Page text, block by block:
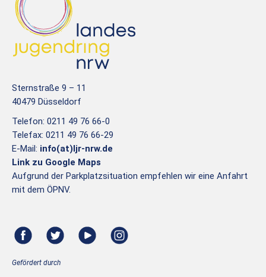
Sternstraße 9 – 11
40479 Düsseldorf
Telefon: 0211 49 76 66-0
Telefax: 0211 49 76 66-29
E-Mail: info(at)ljr-nrw.de
Link zu Google Maps
Aufgrund der Parkplatzsituation empfehlen wir eine Anfahrt
mit dem ÖPNV.
Gefördert durch